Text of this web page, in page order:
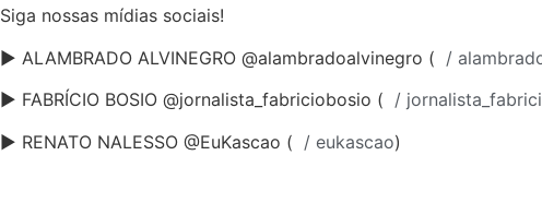
Siga nossas mídias sociais!
► ALAMBRADO ALVINEGRO @alambradoalvinegro ( /
► FABRÍCIO BOSIO @jornalista_fabriciobosio ( /
► RENATO NALESSO @EuKascao ( / eukascao)